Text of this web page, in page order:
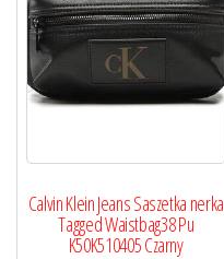
Calvin Klein Jeans Saszetka nerka
Tagged Waistbag38 Pu
K50K510405 Czarny